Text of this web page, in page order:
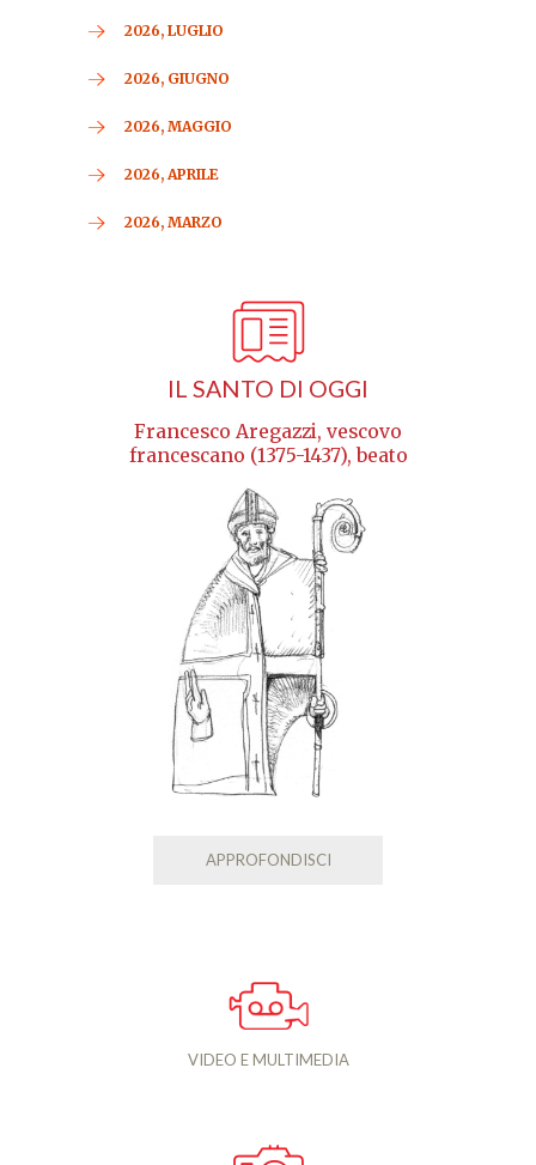
2026, LUGLIO
2026, GIUGNO
2026, MAGGIO
2026, APRILE
2026, MARZO
IL SANTO DI OGGI
Francesco Aregazzi, vescovo
francescano (1375-1437), beato
APPROFONDISCI
VIDEO E MULTIMEDIA